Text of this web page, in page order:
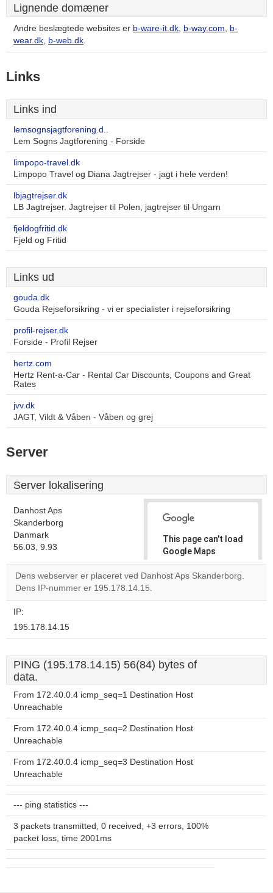
Lignende domæner
Andre beslægtede websites er b-ware-it.dk, b-way.com, b-
wear.dk, b-web.dk.
Links
Links ind
lemsognsjagtforening.d..
Lem Sogns Jagtforening - Forside
limpopo-travel.dk
Limpopo Travel og Diana Jagtrejser - jagt i hele verden!
lbjagtrejser.dk
LB Jagtrejser. Jagtrejser til Polen, jagtrejser til Ungarn
fjeldogfritid.dk
Fjeld og Fritid
Links ud
gouda.dk
Gouda Rejseforsikring - vi er specialister i rejseforsikring
profil-rejser.dk
Forside - Profil Rejser
hertz.com
Hertz Rent-a-Car - Rental Car Discounts, Coupons and Great
Rates
jvv.dk
JAGT, Vildt & Våben - Våben og grej
Server
Server lokalisering
Danhost Aps
Skanderborg
Danmark
56.03, 9.93
This page can't load
Google Maps
correctly.
own this
OK
Dens webserver er placeret ved Danhost Aps Skanderborg.
Dens IP-nummer er 195.178.14.15.
IP:
195.178.14.15
PING (195.178.14.15) 56(84) bytes of
data.
From 172.40.0.4 icmp_seq=1 Destination Host
Unreachable
From 172.40.0.4 icmp_seq=2 Destination Host
Unreachable
From 172.40.0.4 icmp_seq=3 Destination Host
Unreachable
--- ping statistics ---
3 packets transmitted, 0 received, +3 errors, 100%
packet loss, time 2001ms